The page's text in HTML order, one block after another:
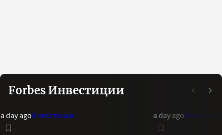
Forbes Инвестиции
a day agoИнвестиции a day ago